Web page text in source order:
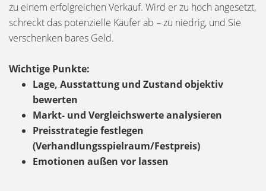
zu einem erfolgreichen Verkauf. Wird er zu hoch angesetzt,
schreckt das potenzielle Käufer ab – zu niedrig, und Sie
verschenken bares Geld.
Wichtige Punkte:
Lage, Ausstattung und Zustand objektiv
bewerten
Markt- und Vergleichswerte analysieren
Preisstrategie festlegen
(Verhandlungsspielraum/Festpreis)
Emotionen außen vor lassen